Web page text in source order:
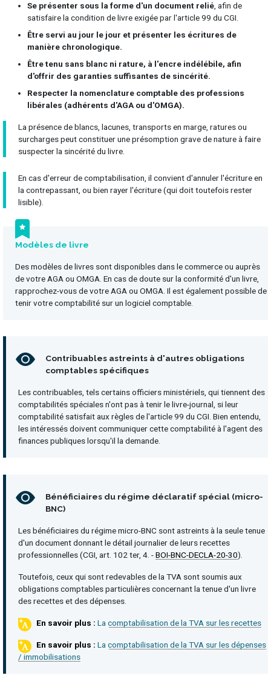
Se présenter sous la forme d'un document relié , afin de
satisfaire la condition de livre exigée par l'article 99 du CGI.
Être servi au jour le jour et présenter les écritures de
manière chronologique.
Être tenu sans blanc ni rature, à l'encre indélébile, afin
d'offrir des garanties suffisantes de sincérité.
Respecter la nomenclature comptable des professions
libérales (adhérents d'AGA ou d'OMGA).
La présence de blancs, lacunes, transports en marge, ratures ou
surcharges peut constituer une présomption grave de nature à faire
suspecter la sincérité du livre.
En cas d'erreur de comptabilisation, il convient d'annuler l'écriture en
la contrepassant, ou bien rayer l'écriture (qui doit toutefois rester
lisible).
Modèles de livre
Des modèles de livres sont disponibles dans le commerce ou auprès
de votre AGA ou OMGA. En cas de doute sur la conformité d'un livre,
rapprochez-vous de votre AGA ou OMGA. Il est également possible de
tenir votre comptabilité sur un logiciel comptable.
Contribuables astreints à d'autres obligations
comptables spécifiques
Les contribuables, tels certains officiers ministériels, qui tiennent des
comptabilités spéciales n'ont pas à tenir le livre-journal, si leur
comptabilité satisfait aux règles de l'article 99 du CGI. Bien entendu,
les intéressés doivent communiquer cette comptabilité à l'agent des
finances publiques lorsqu'il la demande.
Bénéficiaires du régime déclaratif spécial (micro-
BNC)
Les bénéficiaires du régime micro-BNC sont astreints à la seule tenue
d'un document donnant le détail journalier de leurs recettes
professionnelles (CGI, art. 102 ter, 4. -BOI-BNC-DECLA-20-30).
Toutefois, ceux qui sont redevables de la TVA sont soumis aux
obligations comptables particulières concernant la tenue d'un livre
des recettes et des dépenses.
La comptabilisation de la TVA sur les recettes
La comptabilisation de la TVA sur les dépenses
/ immobilisations